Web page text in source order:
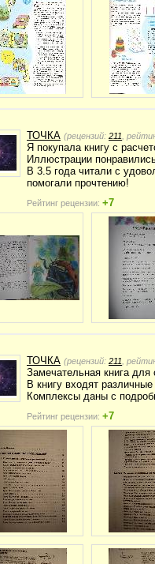
ТОЧКА (рецензий: 211 ,
Я покупала книгу с
Иллюстрации
В 3.5 года читали с
помогали прочтению!
Рейтинг рецензии: +7
ТОЧКА (рецензий: 211 ,
Замечательная книга для
В книгу входят
Комплексы даны с
Рейтинг рецензии: +7